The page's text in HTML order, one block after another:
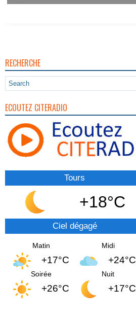
RECHERCHE
ECOUTEZ CITERADIO
Tours
+18°C
Ciel dégagé
Matin
+17°C
Midi
+24°C
Soirée
+26°C
Nuit
+17°C